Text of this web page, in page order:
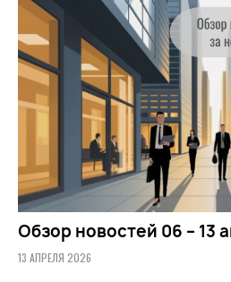
Обзор новостей 06 – 13
13 АПРЕЛЯ 2026